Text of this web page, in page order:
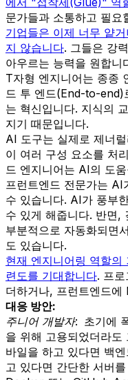
문가들과 소통하고 필요
기업들은 이제 너무 얕
지 않습니다. 그들은 강
아우르는 능력을 원합니
T자형 엔지니어는 종종
드 투 엔드(End-to-end)
는 혁신입니다. 지식의
지기 때문입니다.
AI 도구는 실제로 제너
이 여러 구성 요소를 처
드 엔지니어는 AI의 도
프런트엔드 전문가는 AI
수 있습니다. AI가 풍부
수 있게 해줍니다. 반면,
부분적으로 자동화되면
도 있습니다.
현재 엔지니어링 역할
련도를 기대합니다. 프
더하거나, 프런트엔드
대응 방안:
주니어 개발자: 초기에
을 위해 고용되었더라도
바일을 하고 있다면 백
고 있다면 간단한 서버